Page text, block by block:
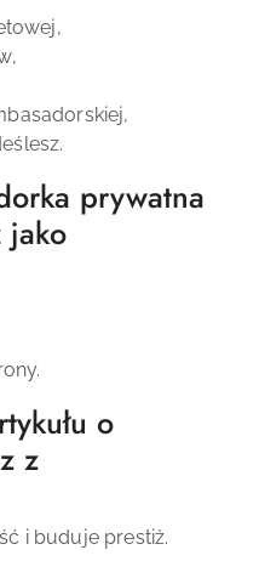
prywatna
jako
o
z
i buduje prestiż.